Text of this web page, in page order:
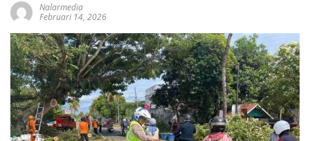
Nalarmedia
Februari 14, 2026